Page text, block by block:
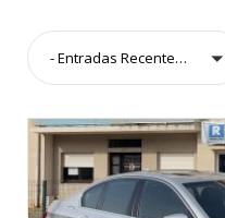
- Entradas Recentes -